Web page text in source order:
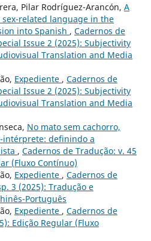
Pilar Rodríguez-Arancón, A
related language in the
into Spanish , Cadernos de
Issue 2 (2025): Subjectivity
Translation and Media
Expediente , Cadernos de
Issue 2 (2025): Subjectivity
Translation and Media
No mato sem cachorro,
intérprete: definindo a
, Cadernos de Tradução: v. 45
(Fluxo Contínuo)
Expediente , Cadernos de
3 (2025): Tradução e
Português
Expediente , Cadernos de
Edição Regular (Fluxo